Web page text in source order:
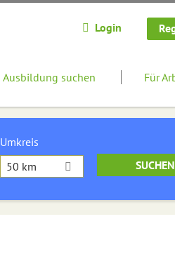
Login
Ausbildung suchen Für
Umkreis
50 km